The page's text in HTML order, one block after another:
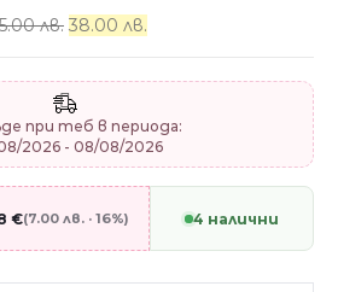
лв. 38.00 лв.
при теб в периода:
2026 - 08/08/2026
€(7.00 лв. · 16%) 4 налични